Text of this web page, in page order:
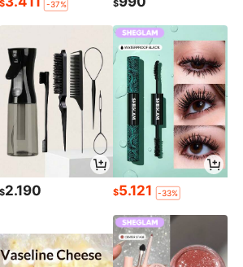
$ -37% $
$2.190 $5.121 -33%